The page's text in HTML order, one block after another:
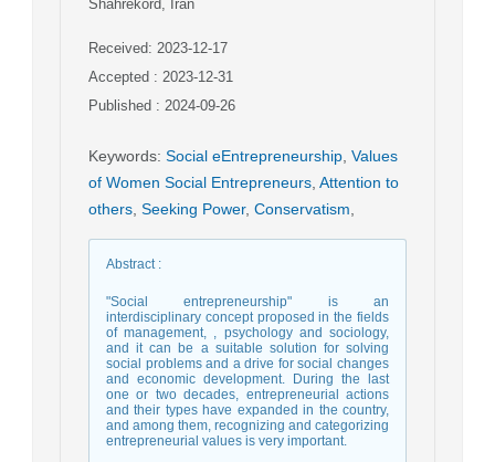
Shahrekord, Iran
Received: 2023-12-17
Accepted : 2023-12-31
Published : 2024-09-26
Keywords: Social eEntrepreneurship Values
of Women Social Entrepreneurs Attention to
others Seeking Power, Conservatism
Abstract:
"Social entrepreneurship" is an
interdisciplinary concept proposed in the fields
of management, , psychology and sociology,
and it can be a suitable solution for solving
social problems and a drive for social changes
and economic development. During the last
one or two decades, entrepreneurial actions
and their types have expanded in the country,
and among them, recognizing and categorizing
entrepreneurial values is very important.